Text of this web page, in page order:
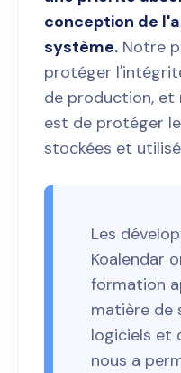
conception de
système. Notre
protéger
de production,
est de protéger
stockées et
Les
Koalendar
formation
matière de
logiciels et
nous a